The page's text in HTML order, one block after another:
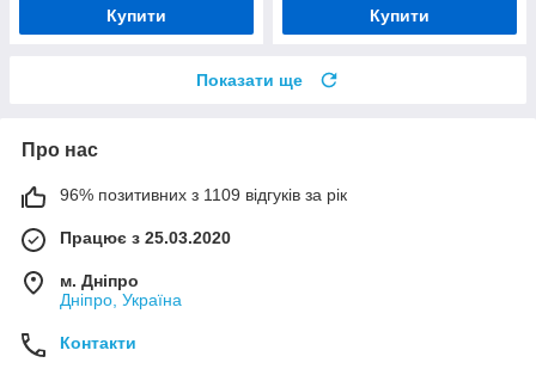
Купити Купити
Показати ще
Про нас
96% позитивних з 1109 відгуків за рік
Працює з 25.03.2020
м. Дніпро
Дніпро, Україна
Контакти